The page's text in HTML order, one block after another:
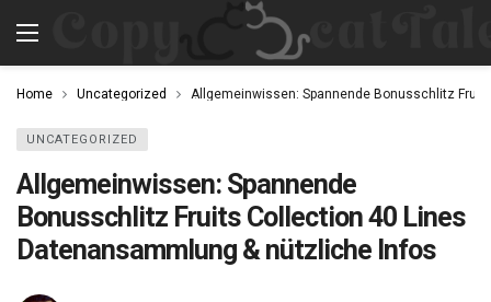
Home Uncategorized Allgemeinwissen: Spannende Bonusschlitz
UNCATEGORIZED
Allgemeinwissen: Spannende
Bonusschlitz Fruits Collection 40 Lines
Datenansammlung & nützliche Infos